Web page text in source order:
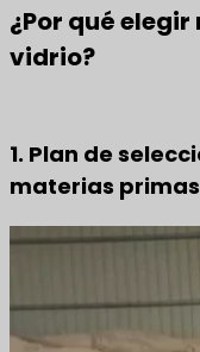
¿Por qué
vidrio?
1. Plan de
materias